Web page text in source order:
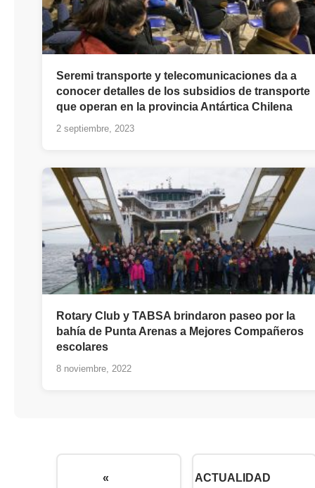
Seremi transporte y telecomunicaciones da a
conocer detalles de los subsidios de transporte
que operan en la provincia Antártica Chilena
2 septiembre, 2023
Rotary Club y TABSA brindaron paseo por la
bahía de Punta Arenas a Mejores Compañeros
escolares
8 noviembre, 2022
«
ACTUALIDAD